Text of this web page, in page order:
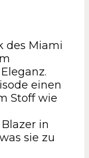
des Miami
einen
Stoff wie
in
sie zu